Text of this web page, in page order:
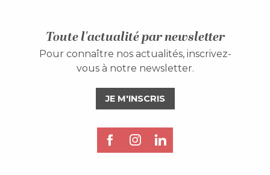
Toute l'actualité par newsletter
Pour connaître nos actualités, inscrivez-
vous à notre newsletter.
JE M'INSCRIS